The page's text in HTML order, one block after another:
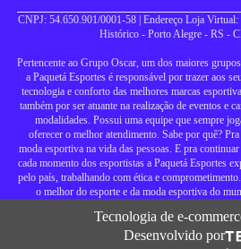
CNPJ: 54.650.901/0001-58 | Endereço Loja
Histórico - Porto Alegre - RS -
Pertencente ao Grupo Oscar, um dos maiores
a Paquetá Esportes é responsável por trazer aos
tecnologia e conforto das melhores marcas
também por ser atuante na realização de eventos e
modalidades. Possui uma equipe que sempre
oferecer o melhor atendimento. Sabe por quê?
moda esportiva na vida das pessoas. E pra
cada momento dos esportistas a Paquetá Esportes
pelo país, trabalhando com ética e
o melhor do esporte e da moda esportiva do
Tecnologia de e-
Desenvolvido por